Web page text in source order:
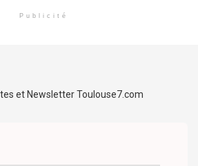
Publicité
et Newsletter Toulouse7.com